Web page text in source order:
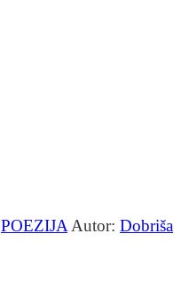
POEZIJA Autor: Dobriša